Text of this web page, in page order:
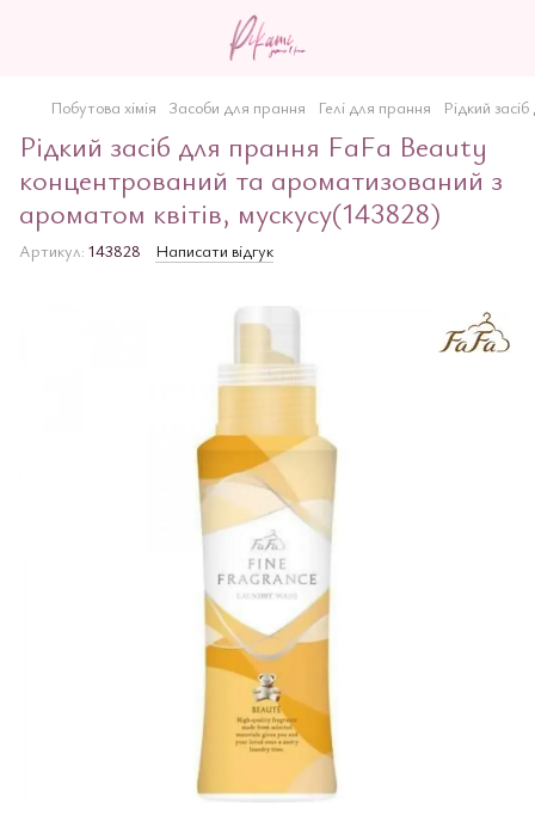
Побутова хімія Засоби для прання Гелі для прання Рідкий
Рідкий засіб для прання FaFa Beauty
концентрований та ароматизований з
ароматом квітів, мускусу(143828)
Артикул: 143828 Написати відгук